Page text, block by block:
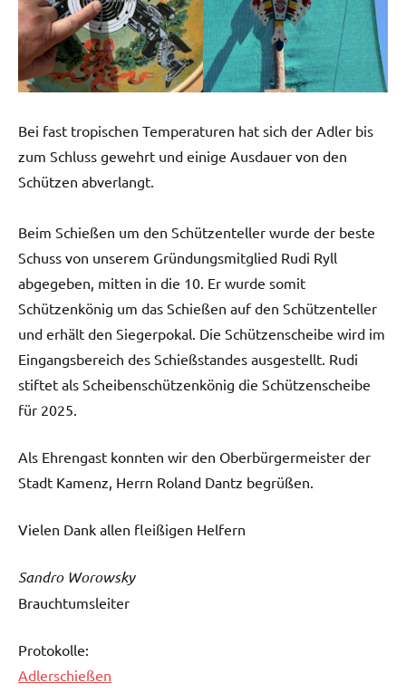
Bei fast tropischen Temperaturen hat sich der Adler bis
zum Schluss gewehrt und einige Ausdauer von den
Schützen abverlangt.
Beim Schießen um den Schützenteller wurde der beste
Schuss von unserem Gründungsmitglied Rudi Ryll
abgegeben, mitten in die 10. Er wurde somit
Schützenkönig um das Schießen auf den Schützenteller
und erhält den Siegerpokal. Die Schützenscheibe wird im
Eingangsbereich des Schießstandes ausgestellt. Rudi
stiftet als Scheibenschützenkönig die Schützenscheibe
für 2025.
Als Ehrengast konnten wir den Oberbürgermeister der
Stadt Kamenz, Herrn Roland Dantz begrüßen.
Vielen Dank allen fleißigen Helfern
Sandro Worowsky
Brauchtumsleiter
Protokolle:
Adlerschießen